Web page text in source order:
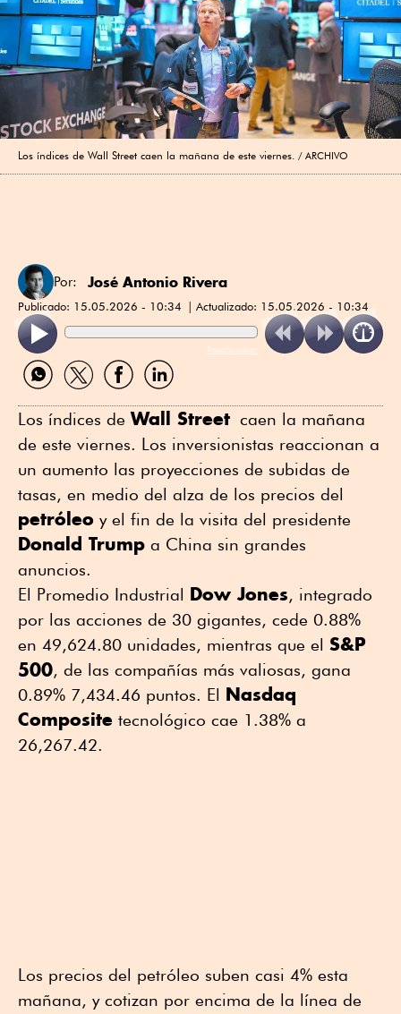
Los índices de Wall Street caen la mañana de este viernes. ARCHIVO
Por: José Antonio Rivera
Publicado: 15.05.2026 - 10:34 Actualizado: 15.05.2026 - 10:34
ReadSpeaker
Compartir
por
Compartir
por
Compartir
por
Compartir
por
Los índices deWall Street caen la mañana
de este viernes. Los inversionistas reaccionan a
un aumento las proyecciones de subidas de
tasas, en medio del alza de los precios del
petróleo y el fin de la visita del presidente
Donald Trump a China sin grandes
anuncios.
El Promedio Industrial Dow Jones, integrado
por las acciones de 30 gigantes, cede 0.88%
en 49,624.80 unidades, mientras que el S&P
500, de las compañías más valiosas, gana
0.89% 7,434.46 puntos. El Nasdaq
Composite tecnológico cae 1.38% a
26,267.42.
Los precios del petróleo suben casi 4% esta
mañana, y cotizan por encima de la línea de